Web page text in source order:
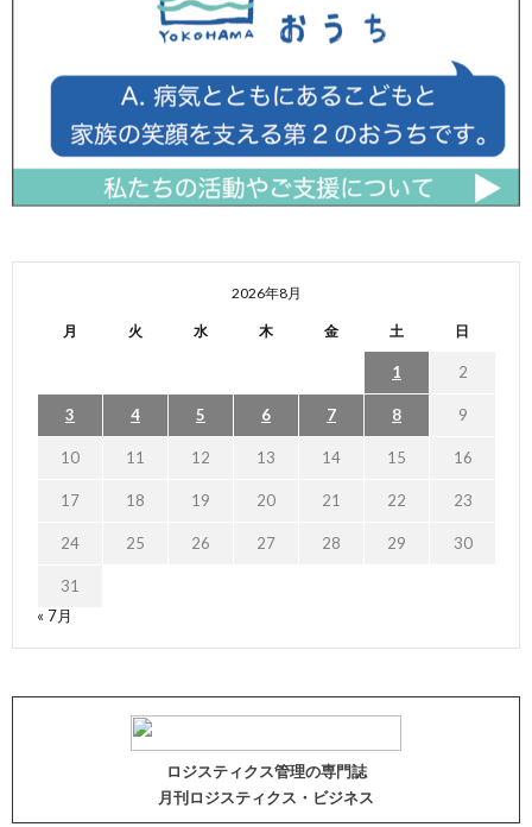
2026年8月
月 火 水 木 金 土 日
1 2
3 4 5 6 7 8 9
10 11 12 13 14 15 16
17 18 19 20 21 22 23
24 25 26 27 28 29 30
31
« 7月
ロジスティクス管理の専門誌
月刊ロジスティクス・ビジネス